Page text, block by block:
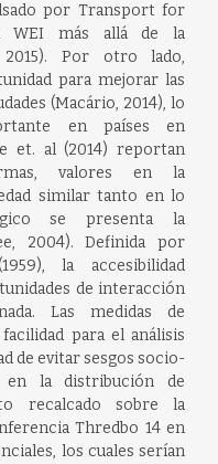
por Transport for
WEI más allá de la
2015). Por otro lado,
para mejorar las
(Macário, 2014), lo
en países en
et. al (2014) reportan
valores en la
similar tanto en lo
se presenta la
2004). Definida por
la accesibilidad
de interacción
Las medidas de
para el análisis
de evitar sesgos socio-
en la distribución de
recalcado sobre la
Thredbo 14 en
los cuales serían